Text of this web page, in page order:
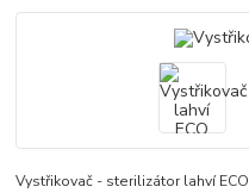
Vystřikovač - sterilizátor lahví ECO